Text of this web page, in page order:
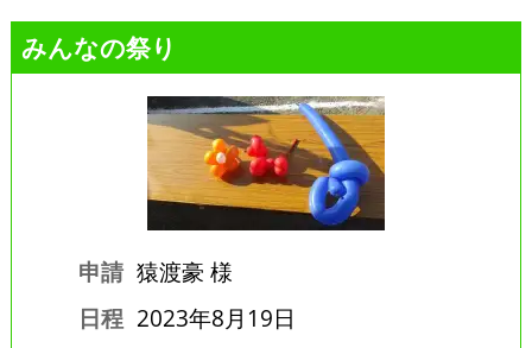
みんなの祭り
申請 猿渡豪 様
日程 2023年8月19日